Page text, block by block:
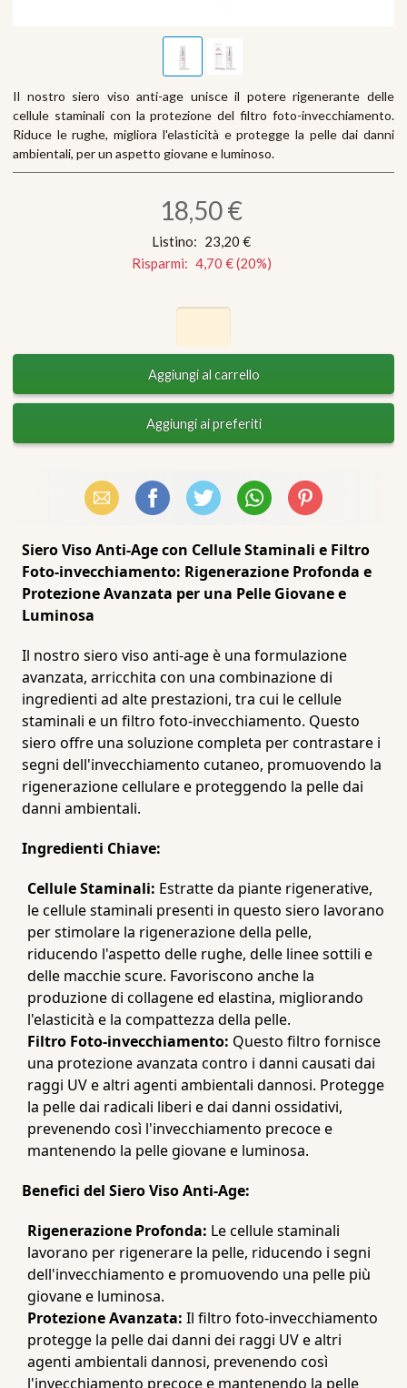
Il nostro siero viso anti-age unisce il potere rigenerante delle
cellule staminali con la protezione del filtro foto-invecchiamento.
Riduce le rughe, migliora l'elasticità e protegge la pelle dai danni
ambientali, per un aspetto giovane e luminoso.
18,50 €
Listino: 23,20 €
Risparmi: 4,70 €(20%)
Email FacebookX (Twitter)WhatsAppPinterest
Siero Viso Anti-Age con Cellule Staminali e Filtro
Foto-invecchiamento: Rigenerazione Profonda e
Protezione Avanzata per una Pelle Giovane e
Luminosa
Il nostro siero viso anti-age è una formulazione
avanzata, arricchita con una combinazione di
ingredienti ad alte prestazioni, tra cui le cellule
staminali e un filtro foto-invecchiamento. Questo
siero offre una soluzione completa per contrastare i
segni dell'invecchiamento cutaneo, promuovendo la
rigenerazione cellulare e proteggendo la pelle dai
danni ambientali.
Ingredienti Chiave:
Cellule Staminali: Estratte da piante rigenerative,
le cellule staminali presenti in questo siero lavorano
per stimolare la rigenerazione della pelle,
riducendo l'aspetto delle rughe, delle linee sottili e
delle macchie scure. Favoriscono anche la
produzione di collagene ed elastina, migliorando
l'elasticità e la compattezza della pelle.
Filtro Foto-invecchiamento: Questo filtro fornisce
una protezione avanzata contro i danni causati dai
raggi UV e altri agenti ambientali dannosi. Protegge
la pelle dai radicali liberi e dai danni ossidativi,
prevenendo così l'invecchiamento precoce e
mantenendo la pelle giovane e luminosa.
Benefici del Siero Viso Anti-Age:
Rigenerazione Profonda: Le cellule staminali
lavorano per rigenerare la pelle, riducendo i segni
dell'invecchiamento e promuovendo una pelle più
giovane e luminosa.
Protezione Avanzata: Il filtro foto-invecchiamento
protegge la pelle dai danni dei raggi UV e altri
agenti ambientali dannosi, prevenendo così
l'invecchiamento precoce e mantenendo la pelle